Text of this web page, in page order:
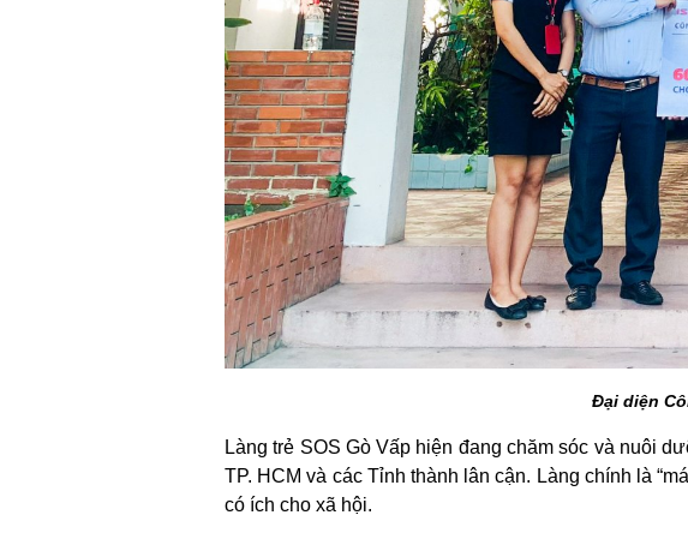
Đại diện
Làng trẻ SOS Gò Vấp hiện đang chăm sóc và nuôi
TP. HCM và các Tỉnh thành lân cận. Làng chính là
có ích cho xã hội.